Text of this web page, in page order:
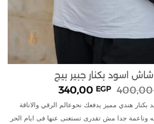
اسود بكنار جبير بيج
340,00EGP
هندي مميز يدفعك نحوعالم الرقي والاناقة
جدا مش تقدرى تستغنى عنها فى ايام الحر